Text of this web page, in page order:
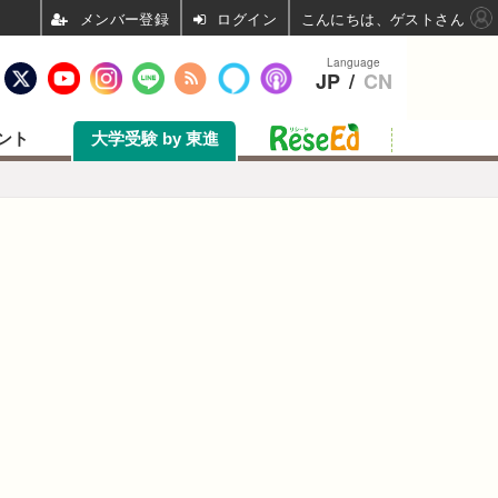
ト 大学受験 by 東進
Language
JP / CN
ログイン こんにちは、ゲストさん